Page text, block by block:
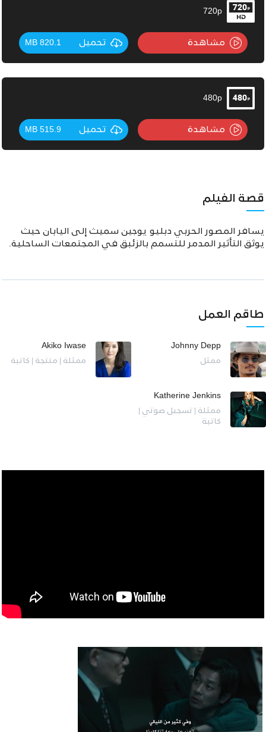
720p
مشاهدة تحميل 820.1 MB
480p
مشاهدة تحميل 515.9 MB
قصة الفيلم
يسافر المصور الحربي دبليو يوجين سميث إلى اليابان حيث
يوثق التأثير المدمر للتسمم بالزئبق في المجتمعات الساحلية.
طاقم العمل
Johnny Depp
ممثل
Akiko Iwase
ممثلة | منتجة | كاتبة
Katherine Jenkins
ممثلة | تسجيل صوتي |
كاتبة